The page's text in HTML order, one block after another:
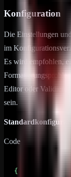
Konfiguration
Die Einstellungen
im
Es wird empfohlen,
Editor oder
sein.
Code